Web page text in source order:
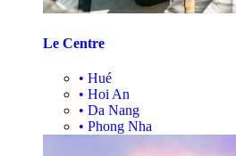
Le Centre
• Hué
• Hoi An
• Da Nang
• Phong Nha